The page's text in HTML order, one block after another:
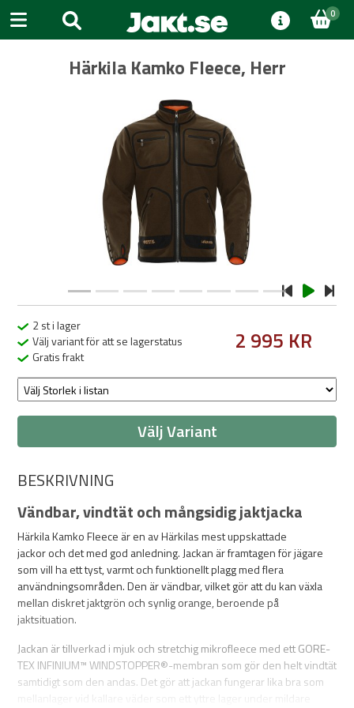
0
Härkila Kamko Fleece, Herr
2 st i lager
Välj variant för att se lagerstatus
Gratis frakt
2 995 KR
Välj Variant
BESKRIVNING
Vändbar, vindtät och mångsidig jaktjacka
Härkila Kamko Fleece är en av Härkilas mest uppskattade
jackor och det med god anledning. Jackan är framtagen för jägare
som vill ha ett tyst, varmt och funktionellt plagg med flera
användningsområden. Den är vändbar, vilket gör att du kan växla
mellan diskret jaktgrön och synlig orange, beroende på
jaktsituation.
Jackan är tillverkad i mjuk och stretchig mikrofleece med ett GORE-
TEX INFINIUM™ WINDSTOPPER®-membran som gör den helt vindtät
samtidigt som den andas. Det gör att jackan fungerar lika bra som